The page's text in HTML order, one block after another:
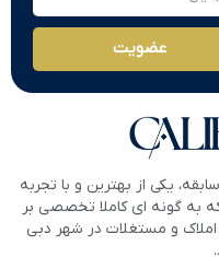
عضویت
یکی از بهترین و با تجربه
به گونه ای کاملا تخصصی بر
و مستغلات در شهر دبی